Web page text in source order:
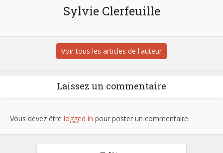
Sylvie Clerfeuille
Voir tous les articles de l'auteur
Laissez un commentaire
Vous devez être logged in pour poster un commentaire.